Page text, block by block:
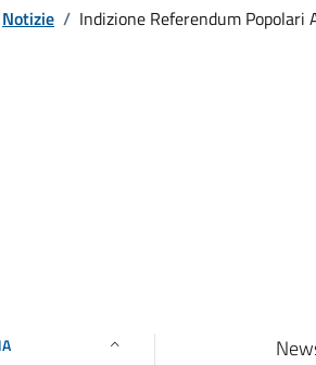
Notizie / Indizione Referendum